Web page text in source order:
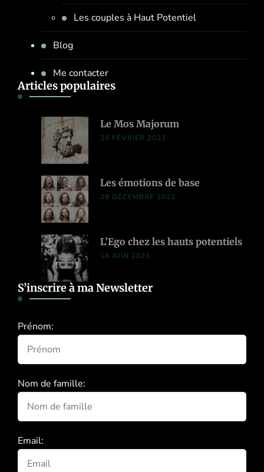
Les couples à Haut Potentiel
Blog
Me contacter
Articles populaires
Le Mos Majorum
20 FÉVRIER 2023
Les émotions de base
28 DÉCEMBRE 2022
L’Ego chez les hauts potentiels
14 JUIN 2023
S’inscrire à ma Newsletter
Prénom:
Nom de famille:
Email: